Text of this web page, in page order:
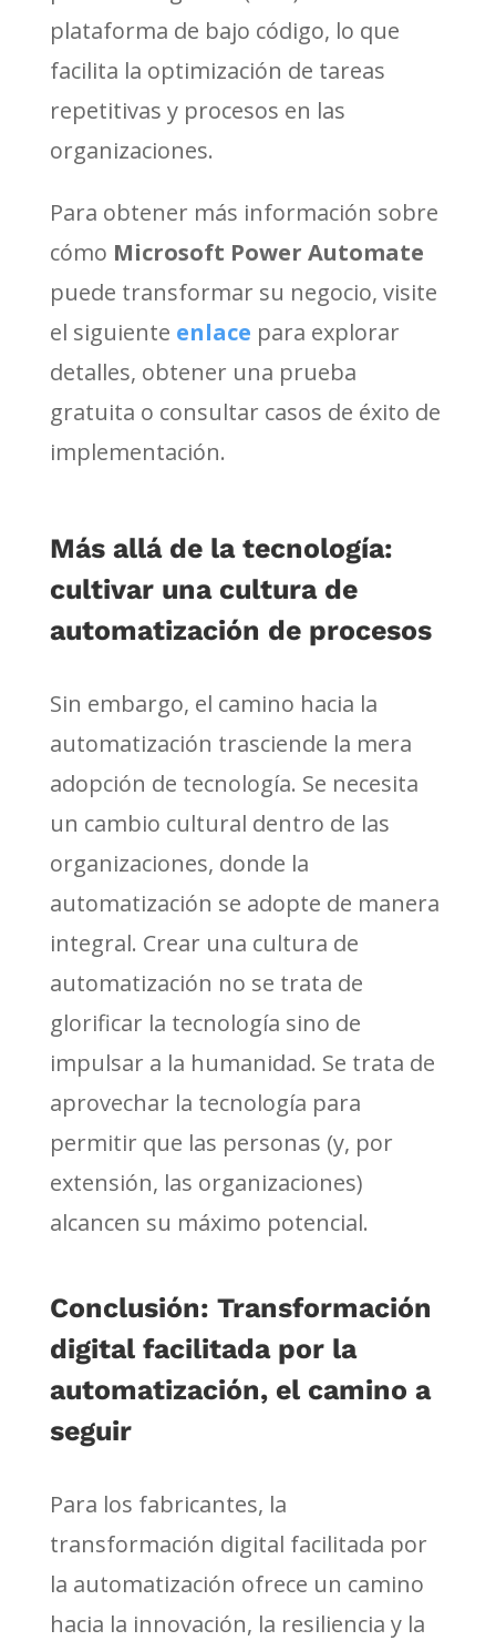
plataforma de bajo código, lo que
facilita la optimización de tareas
repetitivas y procesos en las
organizaciones.
Para obtener más información sobre
cómo Microsoft Power Automate
puede transformar su negocio, visite
el siguiente enlace para explorar
detalles, obtener una prueba
gratuita o consultar casos de éxito de
implementación.
Más allá de la tecnología:
cultivar una cultura de
automatización de procesos
Sin embargo, el camino hacia la
automatización trasciende la mera
adopción de tecnología. Se necesita
un cambio cultural dentro de las
organizaciones, donde la
automatización se adopte de manera
integral. Crear una cultura de
automatización no se trata de
glorificar la tecnología sino de
impulsar a la humanidad. Se trata de
aprovechar la tecnología para
permitir que las personas (y, por
extensión, las organizaciones)
alcancen su máximo potencial.
Conclusión: Transformación
digital facilitada por la
automatización, el camino a
seguir
Para los fabricantes, la
transformación digital facilitada por
la automatización ofrece un camino
hacia la innovación, la resiliencia y la